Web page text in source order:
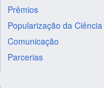
Prêmios
Popularização da Ciência
Comunicação
Parcerias